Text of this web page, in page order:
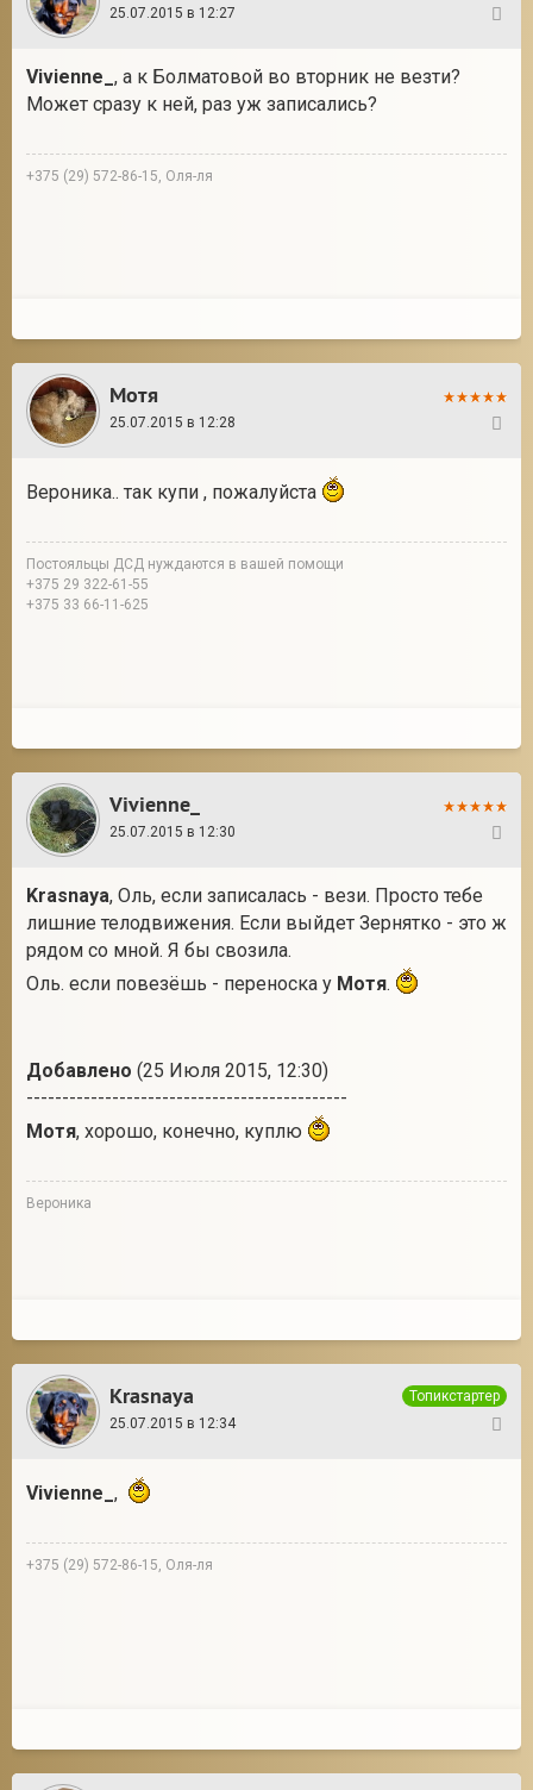
25.07.2015 в 12:27
Vivienne_ , а к Болматовой во вторник не везти?
Может сразу к ней, раз уж записались?
+375 (29) 572-86-15, Оля-ля
Мотя
25.07.2015 в 12:28
Вероника.. так купи , пожалуйста
Постояльцы ДСД нуждаются в вашей помощи
+375 29 322-61-55
+375 33 66-11-625
Vivienne_
25.07.2015 в 12:30
Krasnaya, Оль, если записалась - вези. Просто тебе
лишние телодвижения. Если выйдет Зернятко - это ж
рядом со мной. Я бы свозила.
Оль. если повезёшь - переноска у Мотя.
Добавлено (25 Июля 2015, 12:30)
---------------------------------------------
Мотя, хорошо, конечно, куплю
Вероника
Krasnaya
Топикстартер
25.07.2015 в 12:34
Vivienne_ ,
+375 (29) 572-86-15, Оля-ля